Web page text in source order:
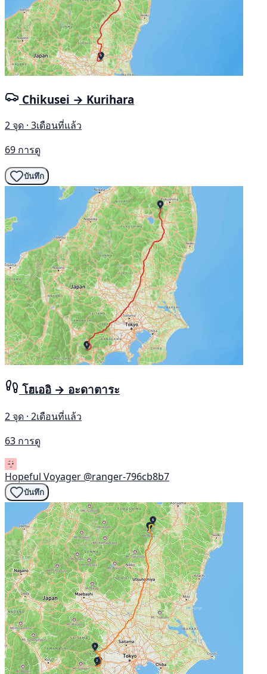
Chikusei → Kurihara
2 จุด · 3เดือนที่แล้ว
69 การดู
บันทึก
โฮเออิ → อะดาตาระ
2 จุด · 2เดือนที่แล้ว
63 การดู
Hopeful Voyager @ranger-796cb8b7
บันทึก